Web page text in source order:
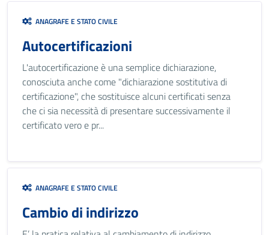
ANAGRAFE E STATO CIVILE
Autocertificazioni
L'autocertificazione è una semplice dichiarazione,
conosciuta anche come "dichiarazione sostitutiva di
certificazione", che sostituisce alcuni certificati senza
che ci sia necessità di presentare successivamente il
certificato vero e pr...
ANAGRAFE E STATO CIVILE
Cambio di indirizzo